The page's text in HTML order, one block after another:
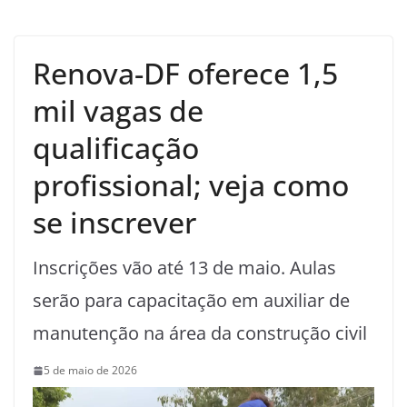
Renova-DF oferece 1,5
mil vagas de
qualificação
profissional; veja como
se inscrever
Inscrições vão até 13 de maio. Aulas
serão para capacitação em auxiliar de
manutenção na área da construção civil
5 de maio de 2026